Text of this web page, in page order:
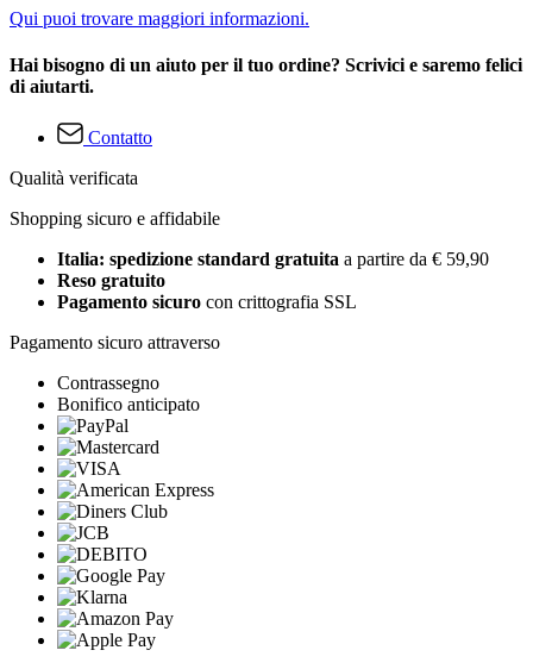
Qui puoi trovare maggiori informazioni.
Hai bisogno di un aiuto per il tuo ordine? Scrivici e saremo felici
di aiutarti.
Contatto
Qualità verificata
Shopping sicuro e affidabile
Italia: spedizione standard gratuita a partire da € 59,90
Reso gratuito
Pagamento sicuro con crittografia SSL
Pagamento sicuro attraverso
Contrassegno
Bonifico anticipato